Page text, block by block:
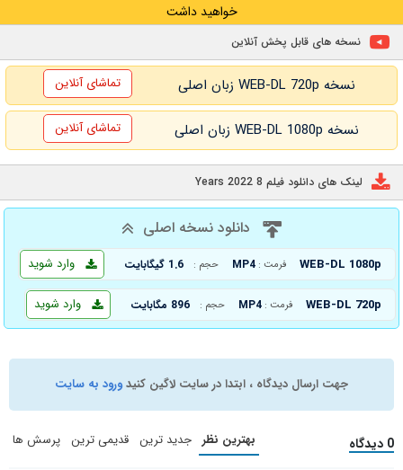
خواهید داشت
نسخه های قابل پخش آنلاین
نسخه WEB-DL 720p زبان اصلی تماشای آنلاین
نسخه WEB-DL 1080p زبان اصلی تماشای آنلاین
لینک های دانلود فیلم 8 Years 2022
دانلود نسخه اصلی
WEB-DL 1080p فرمت : MP4 حجم : 1.6 گیگابایت وارد شوید
WEB-DL 720p فرمت : MP4 حجم : 896 مگابایت وارد شوید
جهت ارسال دیدگاه ، ابتدا در سایت لاگین کنیدورود به سایت
0 دیدگاه بهترین نظر جدید ترین قدیمی ترین پرسش ها